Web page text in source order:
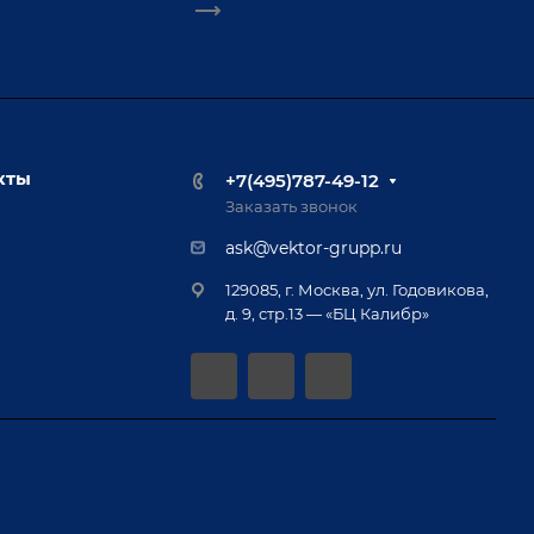
+7(495)787-49-12
Заказать звонок
ask@vektor-grupp.ru
129085, г. Москва, ул. Годовикова,
д. 9, стр.13 — «БЦ Калибр»